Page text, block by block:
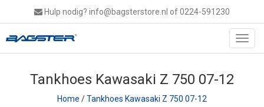
Hulp nodig? info@bagsterstore.nl of 0224-591230
Tankhoes Kawasaki Z 750 07-12
Home /Tankhoes Kawasaki Z 750 07-12